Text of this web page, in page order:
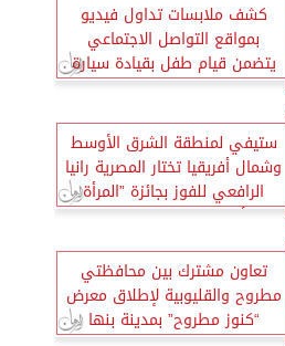
كشف ملابسات تداول فيديو
بمواقع التواصل الاجتماعي
يتضمن قيام طفل بقيادة سيارة
بدون لوحات معدنية
ستيفي لمنطقة الشرق الأوسط
وشمال أفريقيا تختار المصرية رانيا
الرافعي للفوز بجائزة ”المرأة
الأكثر ابتكارا للعام 2025”
تعاون مشترك بين محافظتي
مطروح والقليوبية لإطلاق معرض
“كنوز مطروح” بمدينة بنها